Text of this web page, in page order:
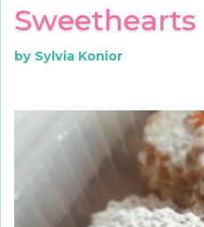
Sweethearts
by Sylvia Konior